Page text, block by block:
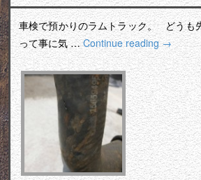
車検で預かりのラムトラック。 どうも
って事に気 …Continue reading→